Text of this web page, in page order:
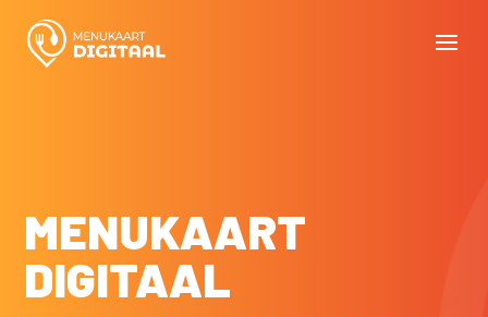
MENUKAART
DIGITAAL